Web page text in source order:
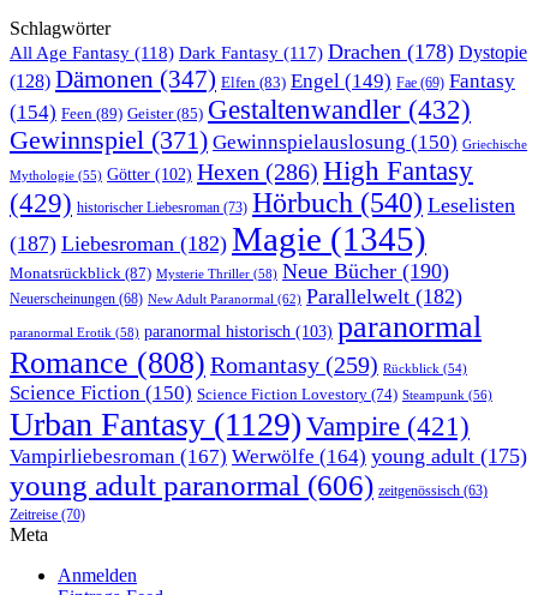
Schlagwörter
All Age Fantasy (118) Dark Fantasy (117) Drachen (178) Dystopie
(128) Dämonen (347) Elfen (83) Engel (149) Fae (69) Fantasy
(154) Feen (89) Geister(85) Gestaltenwandler (432)
Gewinnspiel (371) Gewinnspielauslosung (150) Griechische
Mythologie (55) Götter (102) Hexen (286) High Fantasy
(429) historischer Liebesroman (73) Hörbuch (540) Leselisten
(187) Liebesroman (182) Magie (1345)
Monatsrückblick (87) Mysterie Thriller (58) Neue Bücher (190)
Neuerscheinungen (68) New Adult Paranormal (62) Parallelwelt (182)
paranormal Erotik (58) paranormal historisch (103) paranormal
Romance (808) Romantasy (259) Rückblick (54)
Science Fiction (150) Science Fiction Lovestory (74) Steampunk (56)
Urban Fantasy (1129) Vampire (421)
Vampirliebesroman (167) Werwölfe (164) young adult (175)
young adult paranormal (606) zeitgenössisch (63)
Zeitreise (70)
Meta
Anmelden